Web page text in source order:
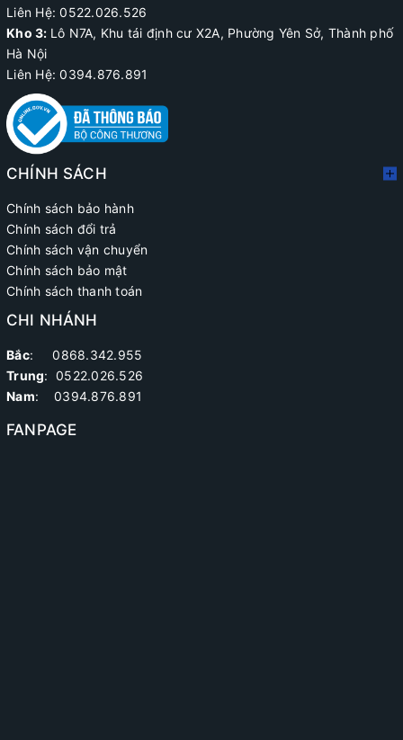
Liên Hệ:0522.026.526
Kho 3: Lô N7A, Khu tái định cư X2A, Phường Yên Sở, Thành phố
Hà Nội
Liên Hệ: 0394.876.891
CHÍNH SÁCH
Chính sách bảo hành
Chính sách đổi trả
Chính sách vận chuyển
Chính sách bảo mật
Chính sách thanh toán
CHI NHÁNH
Bắc: 0868.342.955
Trung: 0522.026.526
Nam: 0394.876.891
FANPAGE